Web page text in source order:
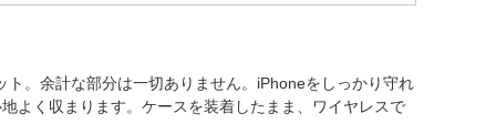
。余計な部分は一切ありません。iPhoneをしっかり守れ
よく収まります。ケースを装着したまま、ワイヤレスで